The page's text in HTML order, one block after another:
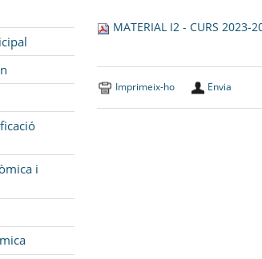
i
MATERIAL I2 - CURS 2023-
Imprimeix-ho Envia